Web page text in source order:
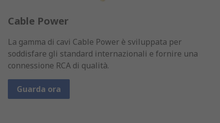
Cable Power
La gamma di cavi Cable Power è sviluppata per
soddisfare gli standard internazionali e fornire una
connessione RCA di qualità.
Guarda ora